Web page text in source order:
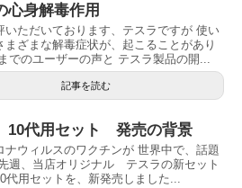
心身解毒作用
いただいております、テスラですが 使い
まざまな解毒症状が、起こることがあり
でのユーザーの声と テスラ製品の開...
記事を読む
代用セット 発売の背景
ナウィルスのワクチンが 世界中で、話題
週、当店オリジナル テスラの新セット
用セットを、新発売しました...